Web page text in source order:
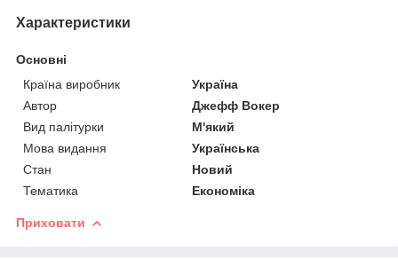
Характеристики
Основні
Країна виробник
Україна
Автор
Джефф Вокер
Вид палітурки
М'який
Мова видання
Українська
Стан
Новий
Тематика
Економіка
Приховати